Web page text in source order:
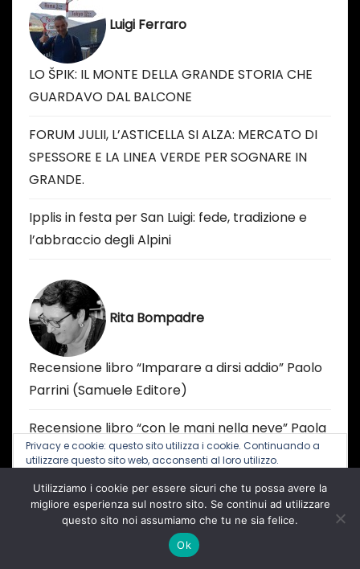
Luigi Ferraro
LO ŠPIK: IL MONTE DELLA GRANDE STORIA CHE
GUARDAVO DAL BALCONE
FORUM JULII, L’ASTICELLA SI ALZA: MERCATO DI
SPESSORE E LA LINEA VERDE PER SOGNARE IN
GRANDE.
Ipplis in festa per San Luigi: fede, tradizione e
l’abbraccio degli Alpini
Rita Bompadre
Recensione libro “Imparare a dirsi addio” Paolo
Parrini (Samuele Editore)
Recensione libro “con le mani nella neve” Paola
Migliaccio (Eretica Edizioni)
Recensione del libro “Preghiera in gennaio” di
Rosaria Di Donato (Macabor)
Utilizziamo i cookie per essere sicuri che tu possa avere la
migliore esperienza sul nostro sito. Se continui ad utilizzare
questo sito noi assumiamo che tu ne sia felice.
Ok
Privacy e cookie: questo sito utilizza i cookie. Continuando a
utilizzare questo sito web, acconsenti al loro utilizzo.
Per ulteriori informazioni, anche sul controllo dei cookie, leggi
qui:Informativa sui cookie